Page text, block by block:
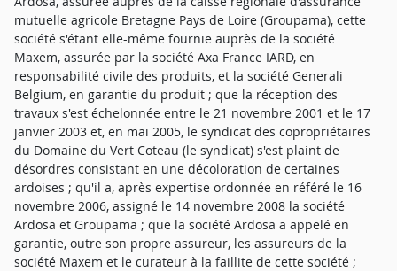
mutuelle agricole Bretagne Pays de Loire (Groupama), cette
société s'étant elle-même fournie auprès de la société
Maxem, assurée par la société Axa France IARD, en
responsabilité civile des produits, et la société Generali
Belgium, en garantie du produit ; que la réception des
travaux s'est échelonnée entre le 21 novembre 2001 et le 17
janvier 2003 et, en mai 2005, le syndicat des copropriétaires
du Domaine du Vert Coteau (le syndicat) s'est plaint de
désordres consistant en une décoloration de certaines
ardoises ; qu'il a, après expertise ordonnée en référé le 16
novembre 2006, assigné le 14 novembre 2008 la société
Ardosa et Groupama ; que la société Ardosa a appelé en
garantie, outre son propre assureur, les assureurs de la
société Maxem et le curateur à la faillite de cette société ;